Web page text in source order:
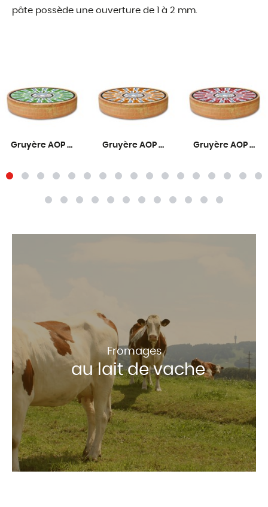
pâte possède une ouverture de 1 à 2 mm.
Gruyère AOP Primeur 6 mois Gruyère AOP Fruité 9 mois Gruyère AOP Corsé 12 mois
Fromages
au lait de vache